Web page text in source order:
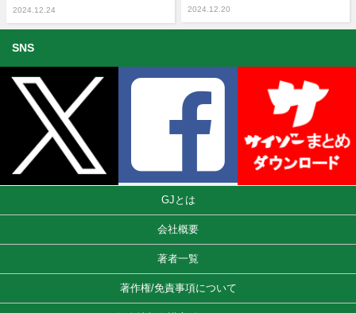
2024.12.24 2024.12.20
SNS
GJとは
会社概要
著者一覧
著作権/免責事項について